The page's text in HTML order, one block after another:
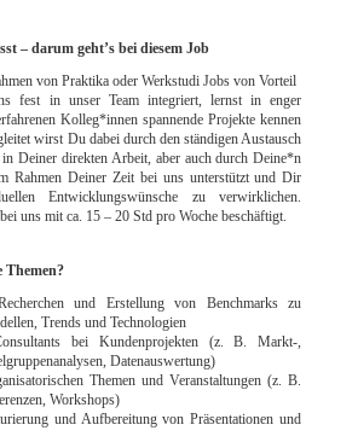
– darum geht’s bei diesem Job
von Praktika oder Werkstudi Jobs von Vorteil
fest in unser Team integriert, lernst in enger
Kolleg*innen spannende Projekte kennen
wirst Du dabei durch den ständigen Austausch
Deiner direkten Arbeit, aber auch durch Deine*n
Rahmen Deiner Zeit bei uns unterstützt und Dir
Entwicklungswünsche zu verwirklichen.
uns mit ca. 15 – 20 Std pro Woche beschäftigt.
Themen?
und Erstellung von Benchmarks zu
Trends und Technologien
bei Kundenprojekten (z. B. Markt‑,
Datenauswertung)
Themen und Veranstaltungen (z. B.
Workshops)
und Aufbereitung von Präsentationen und